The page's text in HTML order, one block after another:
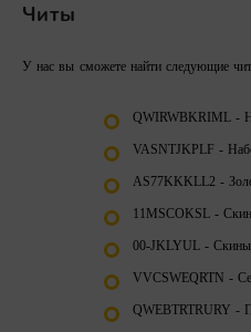
Читы
У нас вы сможете найти следующие
QWIRWBKRIML -
VASNTJKPLF -
AS77KKKLL2 -
11MSCOKSL -
00-JKLYUL -
VVCSWEQRTN -
QWEBTRTRURY -